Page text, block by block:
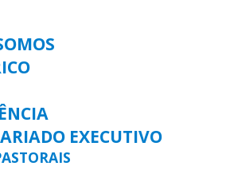
EXECUTIVO